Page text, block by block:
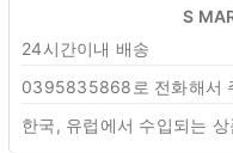
S
24시간이내 배송
0395835868로 전화해서
한국, 유럽에서 수입되는 상